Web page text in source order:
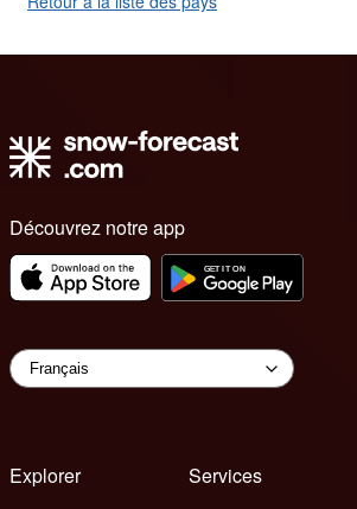
Découvrez notre app
Explorer
Services